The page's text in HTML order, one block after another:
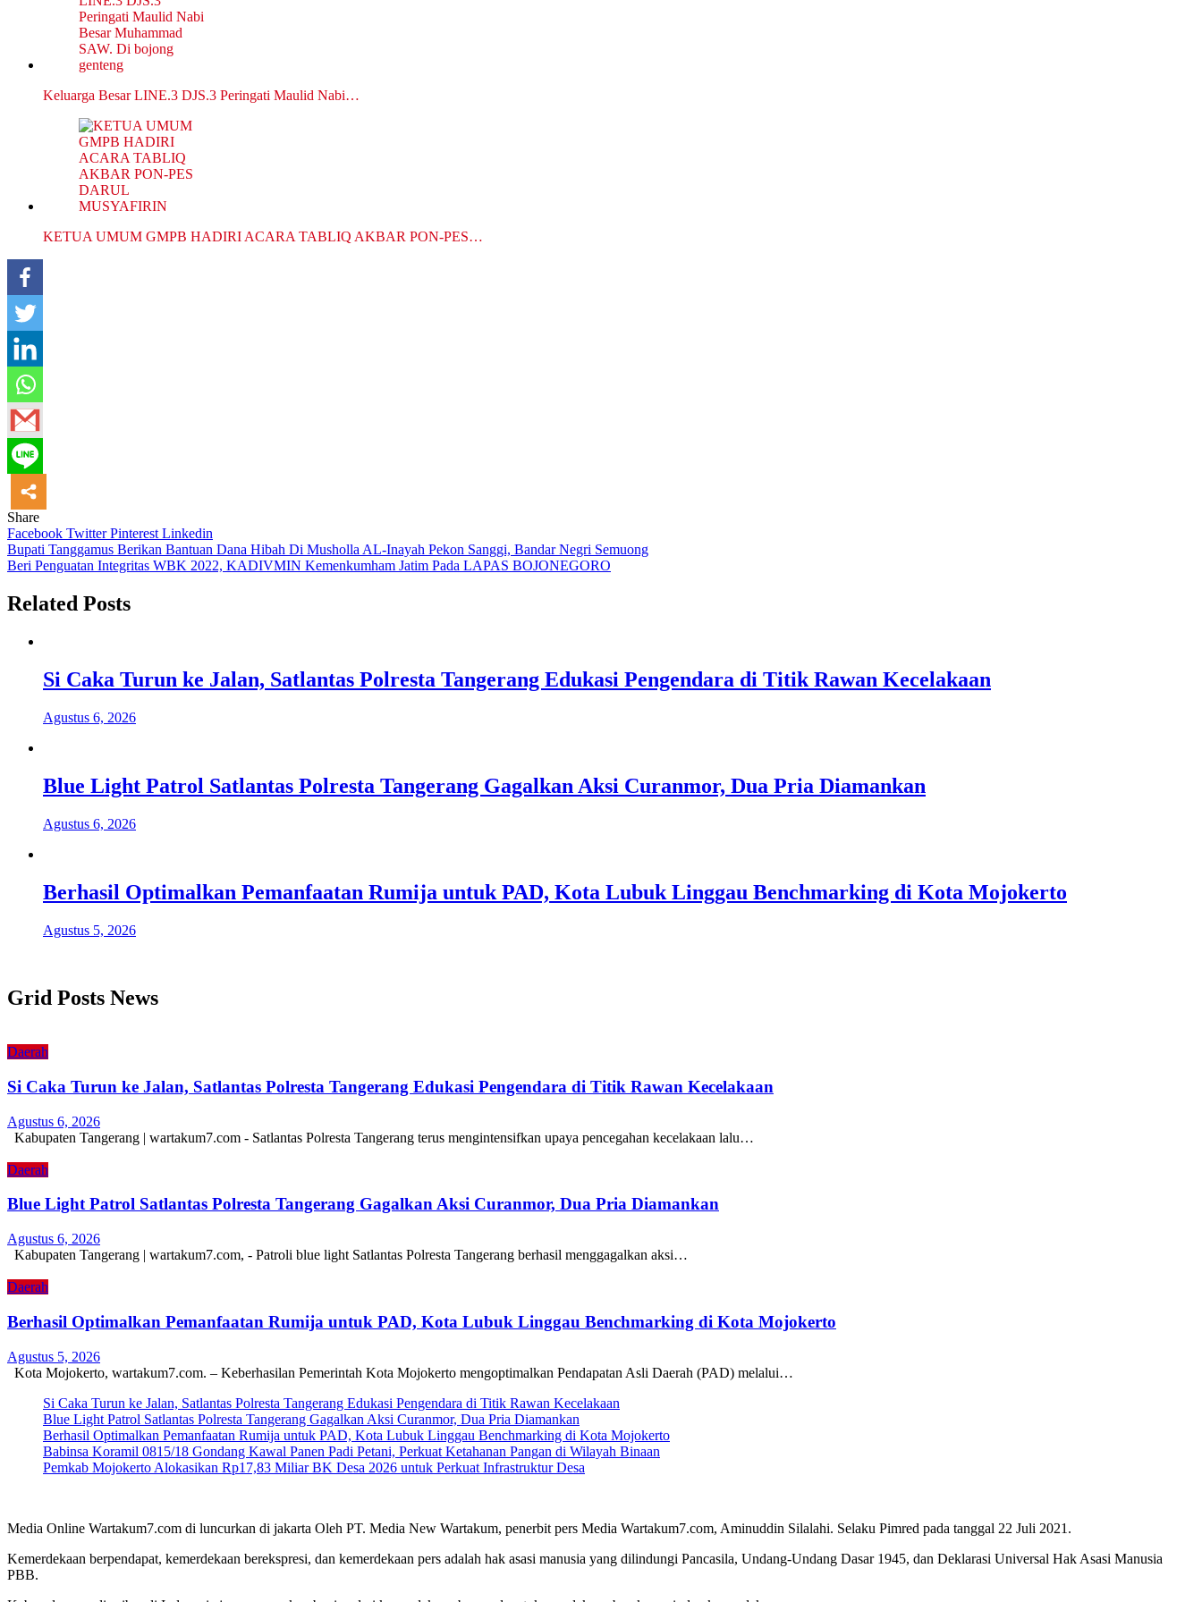
Keluarga Besar LINE.3 DJS.3 Peringati Maulid Nabi…
KETUA UMUM GMPB HADIRI ACARA TABLIQ AKBAR PON-PES…
Share
Facebook TwitterPinterest Linkedin
Navigasi
pos
Bupati Tanggamus Berikan Bantuan Dana Hibah Di Musholla AL-Inayah Pekon Sanggi, Bandar Negri Semuong
Beri Penguatan Integritas WBK 2022, KADIVMIN Kemenkumham Jatim Pada LAPAS BOJONEGORO
Related Posts
Si Caka Turun ke Jalan, Satlantas Polresta Tangerang Edukasi Pengendara di Titik Rawan Kecelakaan
Agustus 6, 2026
Blue Light Patrol Satlantas Polresta Tangerang Gagalkan Aksi Curanmor, Dua Pria Diamankan
Agustus 6, 2026
Berhasil Optimalkan Pemanfaatan Rumija untuk PAD, Kota Lubuk Linggau Benchmarking di Kota Mojokerto
Agustus 5, 2026
Grid Posts News
Daerah
Si Caka Turun ke Jalan, Satlantas Polresta Tangerang Edukasi Pengendara di Titik Rawan Kecelakaan
Agustus 6, 2026
Kabupaten Tangerang | wartakum7.com - Satlantas Polresta Tangerang terus mengintensifkan upaya pencegahan kecelakaan lalu…
Daerah
Blue Light Patrol Satlantas Polresta Tangerang Gagalkan Aksi Curanmor, Dua Pria Diamankan
Agustus 6, 2026
Kabupaten Tangerang | wartakum7.com, - Patroli blue light Satlantas Polresta Tangerang berhasil menggagalkan aksi…
Daerah
Berhasil Optimalkan Pemanfaatan Rumija untuk PAD, Kota Lubuk Linggau Benchmarking di Kota Mojokerto
Agustus 5, 2026
Kota Mojokerto, wartakum7.com. – Keberhasilan Pemerintah Kota Mojokerto mengoptimalkan Pendapatan Asli Daerah (PAD) melalui…
Si Caka Turun ke Jalan, Satlantas Polresta Tangerang Edukasi Pengendara di Titik Rawan Kecelakaan
Blue Light Patrol Satlantas Polresta Tangerang Gagalkan Aksi Curanmor, Dua Pria Diamankan
Berhasil Optimalkan Pemanfaatan Rumija untuk PAD, Kota Lubuk Linggau Benchmarking di Kota Mojokerto
Babinsa Koramil 0815/18 Gondang Kawal Panen Padi Petani, Perkuat Ketahanan Pangan di Wilayah Binaan
Pemkab Mojokerto Alokasikan Rp17,83 Miliar BK Desa 2026 untuk Perkuat Infrastruktur Desa
Media Online Wartakum7.com di luncurkan di jakarta Oleh PT. Media New Wartakum, penerbit pers Media Wartakum7.com, Aminuddin Silalahi. Selaku Pimred pada tanggal 22 Juli 2021.
Kemerdekaan berpendapat, kemerdekaan berekspresi, dan kemerdekaan pers adalah hak asasi manusia yang dilindungi Pancasila, Undang-Undang Dasar 1945, dan Deklarasi Universal Hak Asasi Manusia
PBB.